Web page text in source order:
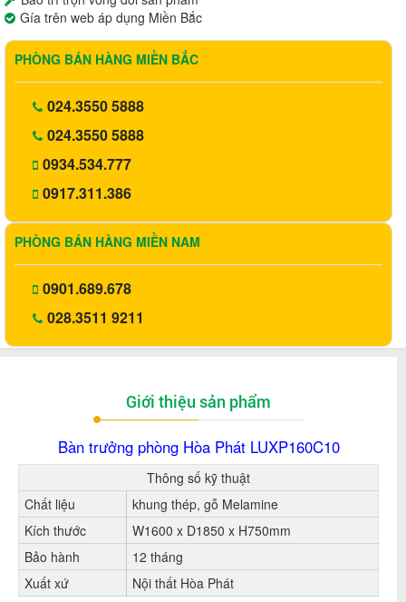
Gía trên web áp dụng Miền Bắc
PHÒNG BÁN HÀNG MIỀN BẮC
024.3550 5888
024.3550 5888
0934.534.777
0917.311.386
PHÒNG BÁN HÀNG MIỀN NAM
0901.689.678
028.3511 9211
Giới thiệu sản phẩm
Bàn trưởng phòng Hòa Phát LUXP160C10
Thông số kỹ thuật
Chất liệu
khung thép, gỗ Melamine
Kích thước
W1600 x D1850 x H750mm
Bảo hành
12 tháng
Xuất xứ
Nội thất Hòa Phát